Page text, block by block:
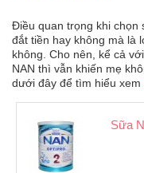
Bé
đi
ra
ngoài
ngủ
Điều quan trọng khi chọn
đắt tiền hay không mà là
không. Cho nên, kể cả
NAN thì vẫn khiến mẹ
dưới đây để tìm hiểu xem
Sữa